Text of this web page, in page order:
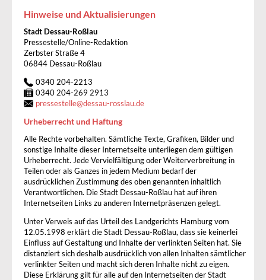
Hinweise und Aktualisierungen
Stadt Dessau-Roßlau
Pressestelle/Online-Redaktion
Zerbster Straße 4
06844 Dessau-Roßlau
0340 204-2213
0340 204-269 2913
pressestelle@dessau-rosslau.de
Urheberrecht und Haftung
Alle Rechte vorbehalten. Sämtliche Texte, Grafiken, Bilder und
sonstige Inhalte dieser Internetseite unterliegen dem gültigen
Urheberrecht. Jede Vervielfältigung oder Weiterverbreitung in
Teilen oder als Ganzes in jedem Medium bedarf der
ausdrücklichen Zustimmung des oben genannten inhaltlich
Verantwortlichen. Die Stadt Dessau-Roßlau hat auf ihren
Internetseiten Links zu anderen Internetpräsenzen gelegt.
Unter Verweis auf das Urteil des Landgerichts Hamburg vom
12.05.1998 erklärt die Stadt Dessau-Roßlau, dass sie keinerlei
Einfluss auf Gestaltung und Inhalte der verlinkten Seiten hat. Sie
distanziert sich deshalb ausdrücklich von allen Inhalten sämtlicher
verlinkter Seiten und macht sich deren Inhalte nicht zu eigen.
Diese Erklärung gilt für alle auf den Internetseiten der Stadt